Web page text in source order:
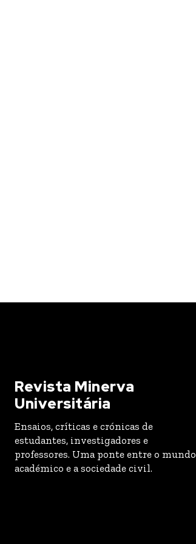
Revista Minerva
Universitária
Ensaios, críticas e crónicas de
estudantes, investigadores e
professores. Uma ponte entre o mundo
académico e a sociedade civil.